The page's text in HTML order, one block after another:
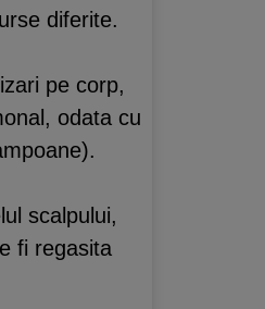
diferite.
pe corp,
odata cu
scalpului,
fi regasita